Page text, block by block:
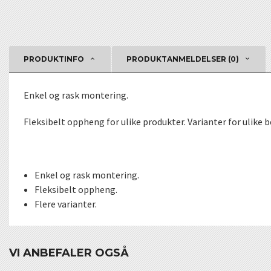
PRODUKTINFO PRODUKTANMELDELSER (0)
Enkel og rask montering.
Fleksibelt oppheng for ulike produkter. Varianter for ulike
Enkel og rask montering.
Fleksibelt oppheng.
Flere varianter.
VI ANBEFALER OGSÅ